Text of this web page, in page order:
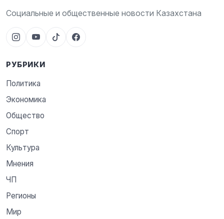
Социальные и общественные новости Казахстана
РУБРИКИ
Политика
Экономика
Общество
Спорт
Культура
Мнения
ЧП
Регионы
Мир